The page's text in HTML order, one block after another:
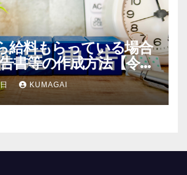
給料もらっている場合
書等の作成方法【令和
年分】
KUMAGAI